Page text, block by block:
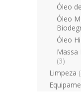
Óleo
Óleo
Óleo
Massa
(3)
Limpeza